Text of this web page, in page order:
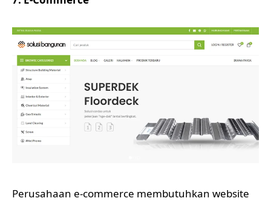
Perusahaan e-commerce membutuhkan website